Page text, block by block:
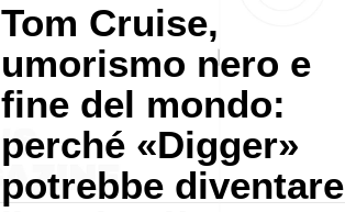
Tom Cruise,
umorismo nero e
fine del mondo:
perché «Digger»
potrebbe diventare